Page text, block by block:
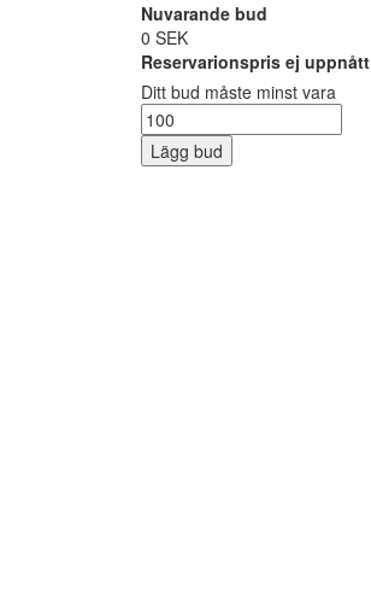
Nuvarande bud
0 SEK
Reservarionspris ej uppnått
Ditt bud måste minst vara
Lägg bud